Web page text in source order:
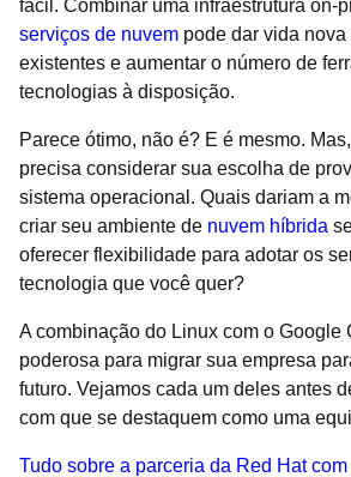
fácil. Combinar uma infraestrutura on-
serviços de nuvem pode dar vida
existentes e aumentar o número de
tecnologias à disposição.
Parece ótimo, não é? E é mesmo.
precisa considerar sua escolha de
sistema operacional. Quais dariam a
criar seu ambiente de nuvem híbrida
oferecer flexibilidade para adotar os
tecnologia que você quer?
A combinação do Linux com o Google
poderosa para migrar sua empresa
futuro. Vejamos cada um deles antes
com que se destaquem como uma
Tudo sobre a parceria da Red Hat